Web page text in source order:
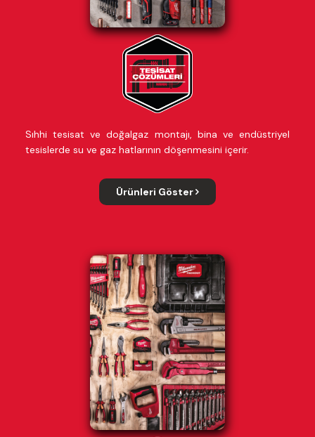
Sıhhi tesisat ve doğalgaz montajı, bina ve endüstriyel
tesislerde su ve gaz hatlarının döşenmesini içerir.
Ürünleri Göster